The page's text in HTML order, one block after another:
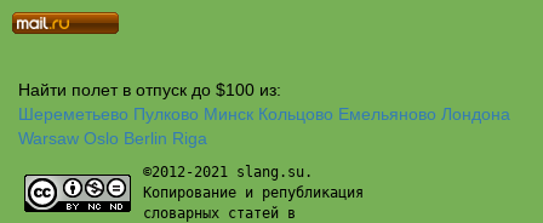
Найти полет в отпуск до $100 из:
Шереметьево Пулково Минск Кольцово Емельяново Лондона
Warsaw Oslo Berlin Riga
©2012-2021 slang.su.
Копирование и републикация
словарных статей в